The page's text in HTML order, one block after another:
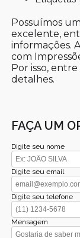
Possuímos
excelente,
informações.
com
Por isso,
detalhes.
FAÇA UM
Digite seu nome
Digite seu email
Digite seu telefone
Mensagem